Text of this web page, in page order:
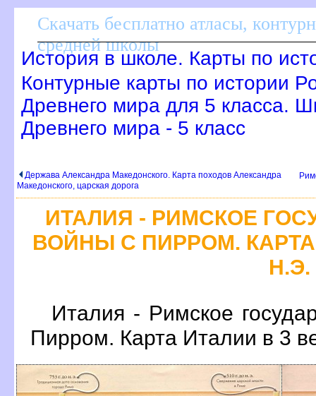
Скачать бесплатно атласы,
средней школы
История в школе. Карты по
Контурные карты по истории
Древнего мира для 5 класса.
Древнего мира - 5 класс
Держава Александра Македонского. Карта походов Александра
Македонского, царская дорога
ИТАЛИЯ - РИМСКОЕ
ВОЙНЫ С ПИРРОМ.
Н.Э.
Италия - Римское
Пирром. Карта Италии в 3